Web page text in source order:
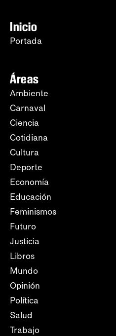
Inicio
Portada
Áreas
Ambiente
Carnaval
Ciencia
Cotidiana
Cultura
Deporte
Economía
Educación
Feminismos
Futuro
Justicia
Libros
Mundo
Opinión
Política
Salud
Trabajo